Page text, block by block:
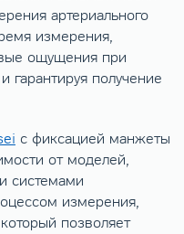
артериального
измерения,
ощущения при
гарантируя получение
с фиксацией манжеты
от моделей,
системами
измерения,
позволяет